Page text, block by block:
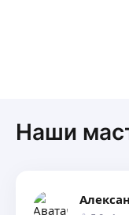
Наши